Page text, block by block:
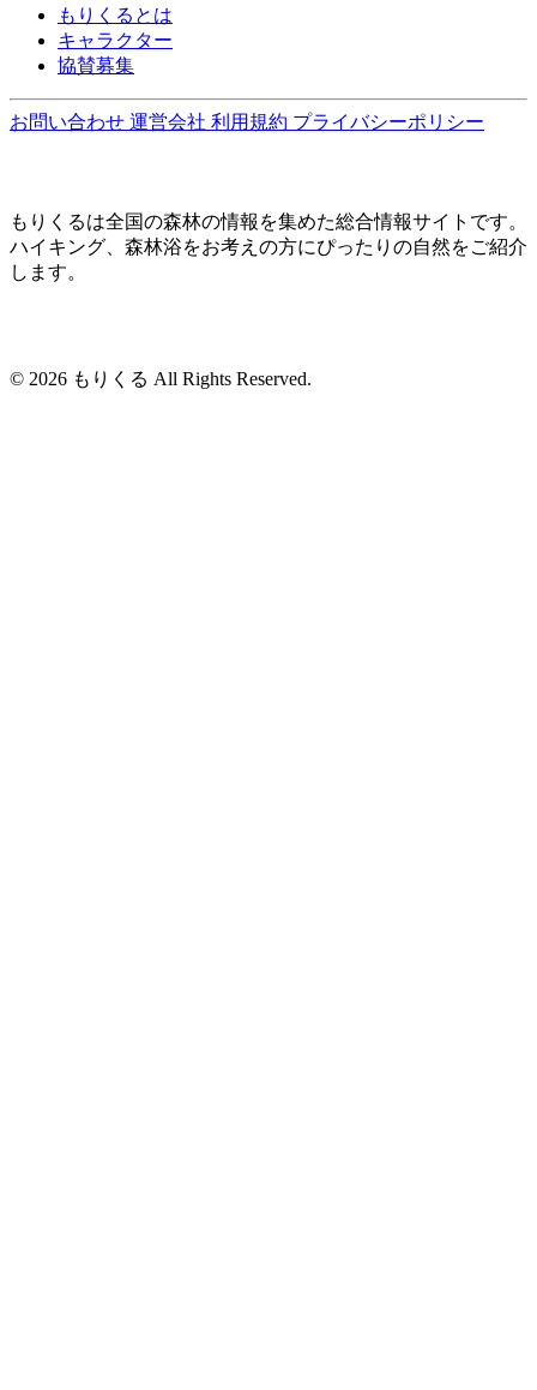
もりくるとは
キャラクター
協賛募集
お問い合わせ 運営会社 利用規約 プライバシーポリシー
もりくるは全国の森林の情報を集めた総合情報サイトです。
ハイキング、森林浴をお考えの方にぴったりの自然をご紹介
します。
© 2026 もりくる All Rights Reserved.